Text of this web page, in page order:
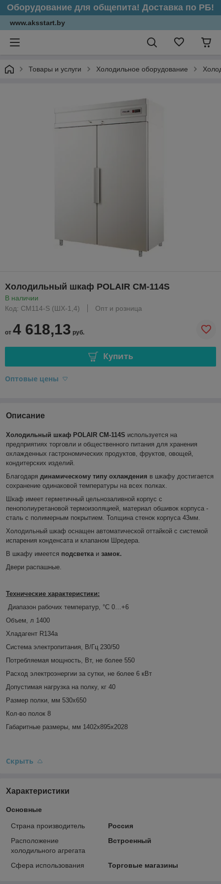
Оборудование для общепита! Доставка по РБ!
www.aksstart.by
Товары и услуги Холодильное оборудование
Холодильный шкаф POLAIR CM-114S
В наличии
Код: CM114-S (ШХ-1,4)
Опт и розница
от 4 618,13 руб.
Купить
Оптовые цены
Описание
Холодильный шкаф POLAIR CM-114S используется на
предприятиях торговли и общественного питания для хранения
охлажденных гастрономических продуктов, фруктов, овощей,
кондитерских изделий.
Благодаря динамическому типу охлаждения в шкафу достигается
сохранение одинаковой температуры на всех полках.
Шкаф имеет герметичный цельнозаливной корпус с
пенополиуретановой термоизоляцией, материал обшивок корпуса -
сталь с полимерным покрытием. Толщина стенок корпуса 43мм.
Холодильный шкаф оснащен автоматической оттайкой с системой
испарения конденсата и клапаном Шредера.
В шкафу имеется подсветка и замок.
Двери распашные.
Технические характеристики:
Диапазон рабочих температур, °C 0…+6
Объем, л 1400
Хладагент R134a
Система электропитания, В/Гц 230/50
Потребляемая мощность, Вт, не более 550
Расход электроэнергии за сутки, не более 6 кВт
Допустимая нагрузка на полку, кг 40
Размер полки, мм 530х650
Кол-во полок 8
Габаритные размеры, мм 1402х895х2028
Скрыть
Характеристики
Основные
Страна производитель
Россия
Расположение
холодильного агрегата
Встроенный
Сфера использования Торговые магазины